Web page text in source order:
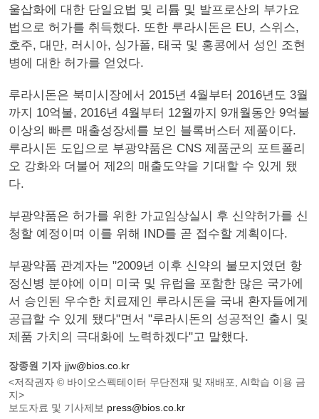
울삽화에 대한 단일요법 및 리튬 및 발프로산의 부가요
법으로 허가를 취득했다. 또한 루라시돈은 EU, 스위스,
호주, 대만, 러시아, 싱가폴, 태국 및 홍콩에서 성인 조현
병에 대한 허가를 얻었다.
루라시돈은 북미시장에서 2015년 4월부터 2016년도 3월
까지 10억불, 2016년 4월부터 12월까지 9개월동안 9억불
이상의 빠른 매출성장세를 보인 블록버스터 제품이다.
루라시돈 도입으로 부광약품은 CNS 제품군의 포트폴리
오 강화와 더불어 제2의 매출도약을 기대할 수 있게 됐
다.
부광약품은 허가를 위한 가교임상실시 후 신약허가를 신
청할 예정이며 이를 위해 IND를 곧 접수할 계획이다.
부광약품 관계자는 "2009년 이후 신약의 불모지였던 항
정신병 분야에 이미 미국 및 유럽을 포함한 많은 국가에
서 승인된 우수한 치료제인 루라시돈을 국내 환자들에게
공급할 수 있게 됐다"면서 "루라시돈의 성공적인 출시 및
제품 가치의 극대화에 노력하겠다"고 말했다.
장종원 기자 jjw@bios.co.kr
<저작권자 © 바이오스펙테이터 무단전재 및 재배포, AI학습 이용 금
지>
보도자료 및 기사제보 press@bios.co.kr